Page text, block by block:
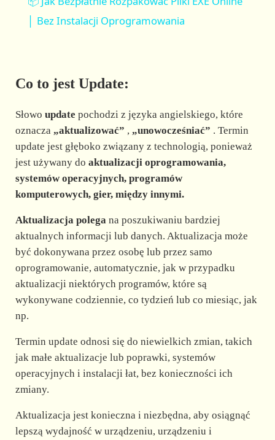
n
a
i
d
e
o
│ Bez Instalacji Oprogramowania
Co to jest Update:
Słowo update pochodzi z języka angielskiego, które
oznacza „aktualizować” , „unowocześniać” . Termin
update jest głęboko związany z technologią, ponieważ
jest używany do aktualizacji oprogramowania,
systemów operacyjnych, programów
komputerowych, gier, między innymi.
Aktualizacja polegana poszukiwaniu bardziej
aktualnych informacji lub danych. Aktualizacja może
być dokonywana przez osobę lub przez samo
oprogramowanie, automatycznie, jak w przypadku
aktualizacji niektórych programów, które są
wykonywane codziennie, co tydzień lub co miesiąc, jak
np.
Termin update odnosi się do niewielkich zmian, takich
jak małe aktualizacje lub poprawki, systemów
operacyjnych i instalacji łat, bez konieczności ich
zmiany.
Aktualizacja jest konieczna i niezbędna, aby osiągnąć
lepszą wydajność w urządzeniu, urządzeniu i